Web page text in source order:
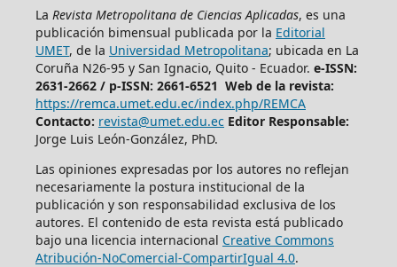
La Revista Metropolitana de Ciencias Aplicadas, es una
publicación bimensual publicada por la Editorial
UMET, de la Universidad Metropolitana; ubicada en La
Coruña N26-95 y San Ignacio, Quito - Ecuador. e-ISSN:
2631-2662 / p-ISSN: 2661-6521 Web de la revista:
https://remca.umet.edu.ec/index.php/REMCA
Contacto: revista@umet.edu.ec Editor Responsable:
Jorge Luis León-González, PhD.
Las opiniones expresadas por los autores no reflejan
necesariamente la postura institucional de la
publicación y son responsabilidad exclusiva de los
autores. El contenido de esta revista está publicado
bajo una licencia internacional Creative Commons
Atribución-NoComercial-CompartirIgual 4.0.